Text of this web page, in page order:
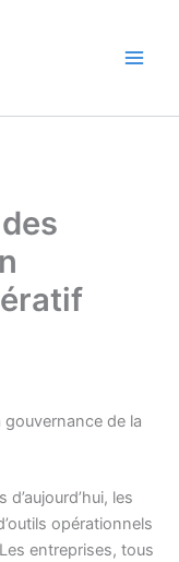
gouvernance de la
les
opérationnels
entreprises, tous